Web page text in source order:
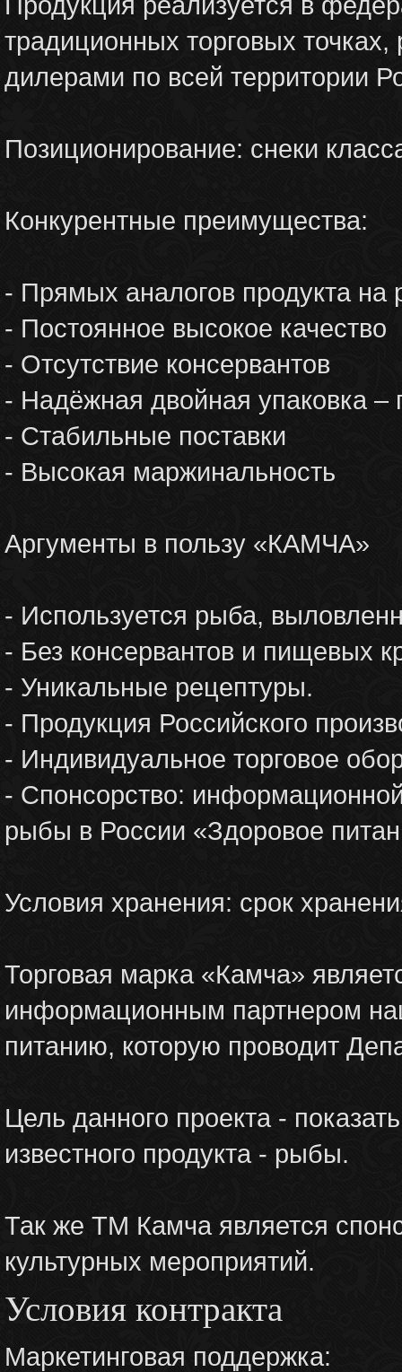
традиционных торговых
дилерами по всей территории
Позиционирование: снеки
Конкурентные преимущества:
- Прямых аналогов продукта на
- Постоянное высокое качество
- Отсутствие консервантов
- Надёжная двойная упаковка –
- Стабильные поставки
- Высокая маржинальность
Аргументы в пользу «КАМЧА»
- Используется рыба,
- Без консервантов и пищевых
- Уникальные рецептуры.
- Продукция Российского
- Индивидуальное торговое
- Спонсорство:
рыбы в России «Здоровое
Условия хранения: срок
Торговая марка «Камча»
информационным партнером
питанию, которую проводит
Цель данного проекта -
известного продукта - рыбы.
Так же ТМ Камча является
культурных мероприятий.
Условия контракта
Маркетинговая поддержка: